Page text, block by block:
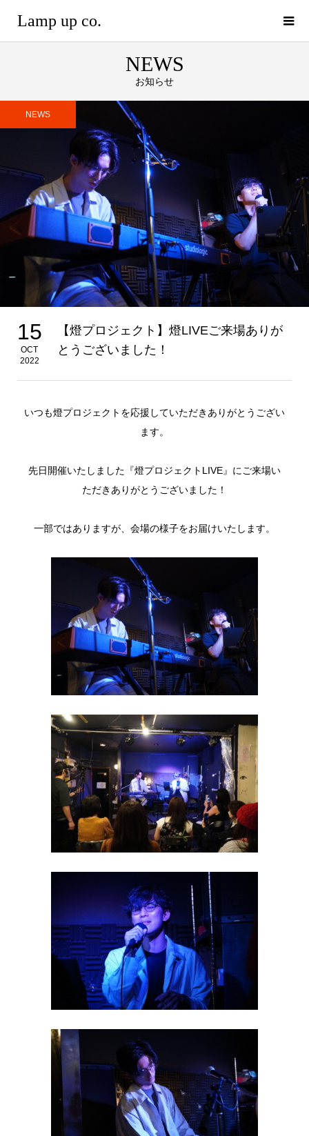
Lamp up co.
NEWS
お知らせ
NEWS
15
OCT
2022
【燈プロジェクト】燈LIVEご来場ありが
とうございました！
いつも燈プロジェクトを応援していただきありがとうござい
ます。
先日開催いたしました『燈プロジェクトLIVE』にご来場い
ただきありがとうございました！
一部ではありますが、会場の様子をお届けいたします。